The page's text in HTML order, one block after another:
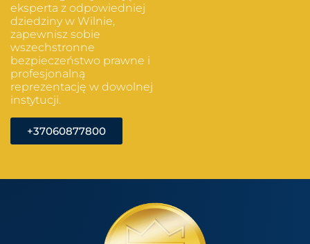
eksperta z odpowiedniej
dziedziny w Wilnie,
zapewnisz sobie
wszechstronne
bezpieczeństwo prawne i
profesjonalną
reprezentację w dowolnej
instytucji.
+37060877800